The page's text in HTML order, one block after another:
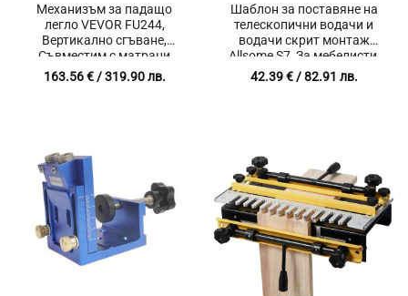
Механизъм за падащо
легло VEVOR FU244,
Вертикално сгъване,
Съвместим с матраци
137×190 см, Дебелина от
15 до 25 см, Въглеродна
163.56€/ 319.90 лв.
Шаблон за поставяне на
телескопични водачи и
водачи скрит монтаж
Allsome S7, За мебелисти,
Вградени магнити, Чанта
за съхранение, Размер
42.39€/ 82.91 лв.